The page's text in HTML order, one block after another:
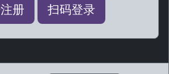
册 扫码登录